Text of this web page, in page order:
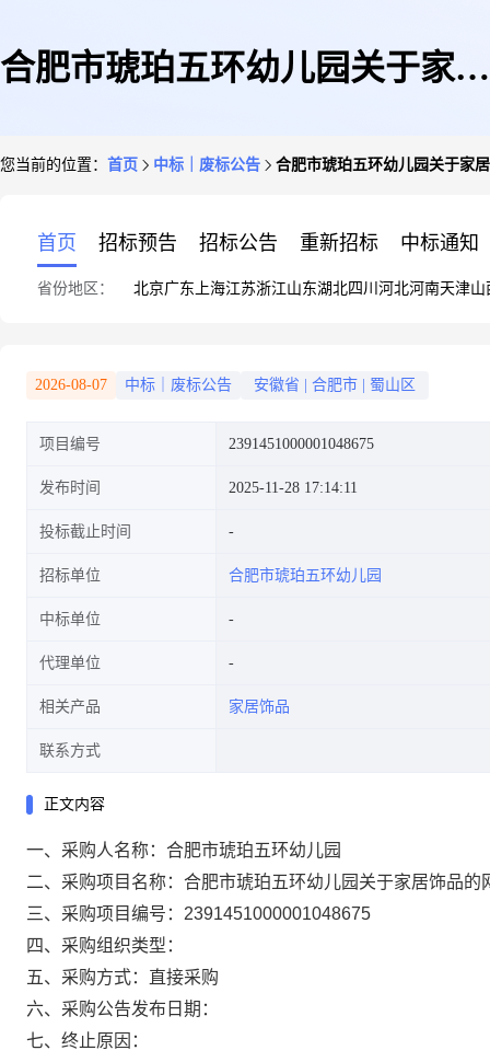
合肥市琥珀五环幼儿园关于家居
您当前的位置： 首页 中标｜废标公告 合肥市琥珀五环幼儿园关于家
首页 招标预告 招标公告 重新招标 中标通知
省份地区： 北京广东 上海江苏浙江山东湖北四川 河北河南天津山
2026-08-07 中标｜废标公告 安徽省 合肥市 蜀山区
项目编号 2391451000001048675
发布时间 2025-11-28 17:14:11
投标截止时间
招标单位 合肥市琥珀五环幼儿园
中标单位
代理单位
相关产品 家居饰品
联系方式
正文内容
一、采购人名称： 合肥市琥珀五环幼儿园
二、采购项目名称： 合肥市琥珀五环幼儿园关于家居饰品的
三、采购项目编号： 2391451000001048675
四、采购组织类型：
五、采购方式： 直接采购
六、采购公告发布日期：
七、终止原因：